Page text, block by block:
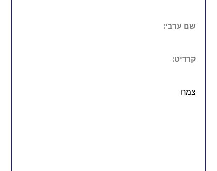
שם ערבי:
קרדיט:
צמח